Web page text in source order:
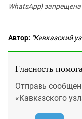
WhatsApp) запрещена
Автор: "Кавказский
Гласность
Отправь
«Кавказского